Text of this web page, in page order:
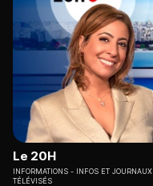
Le 20H
INFORMATIONS
INFOS ET JOURNAUX
TÉLÉVISÉS